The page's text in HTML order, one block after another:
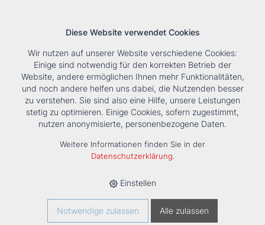
Tools Unternehmen Karriere KontaktSuche
‹ Zurück
Anfrage
Diese Website verwendet Cookies
Wir nutzen auf unserer Website verschiedene Cookies:
Einige sind notwendig für den korrekten Betrieb der
Website, andere ermöglichen Ihnen mehr Funktionalitäten,
und noch andere helfen uns dabei, die Nutzenden besser
zu verstehen. Sie sind also eine Hilfe, unsere Leistungen
stetig zu optimieren. Einige Cookies, sofern zugestimmt,
nutzen anonymisierte, personenbezogene Daten.
Weitere Informationen finden Sie in der
Datenschutzerklärung.
Einstellen
Notwendige zulassen Alle zulassen